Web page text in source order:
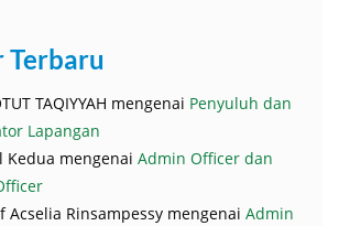
Terbaru
TAQIYYAH mengenai Penyuluh dan
Lapangan
Kedua mengenai Admin Officer dan
Acselia Rinsampessy mengenai Admin